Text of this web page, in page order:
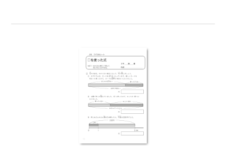
ておりません。各単元の大切にすべきポイ
働かせながら活用するワークシートになっ
ています。なお，単元のページ構成は，問題
のページ＋解答例のページになっています。